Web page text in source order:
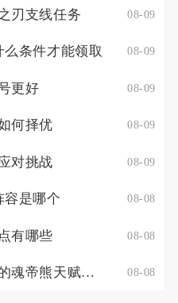
刃支线任务 08-09
条件才能领取 08-09
更好 08-09
何择优 08-09
对挑战 08-09
容是哪个 08-08
有哪些 08-08
斗罗大陆有没有高效率的魂帝熊天赋点配置策略 08-08